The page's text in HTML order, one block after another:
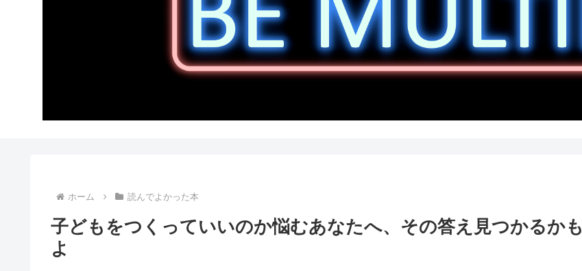
ホーム 読んでよかった本
子どもをつくっていいのか悩むあなたへ、その答え見つかるかも
よ